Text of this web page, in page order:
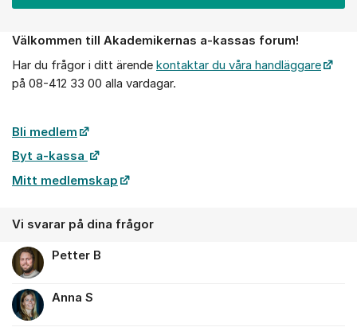
Om forumet
Välkommen till Akademikernas a-kassas forum!
Har du frågor i ditt ärende kontaktar du våra handläggare
på 08-412 33 00 alla vardagar.
Bli medlem
Byt a-kassa
Mitt medlemskap
Vi svarar på dina frågor
Petter B
Anna S